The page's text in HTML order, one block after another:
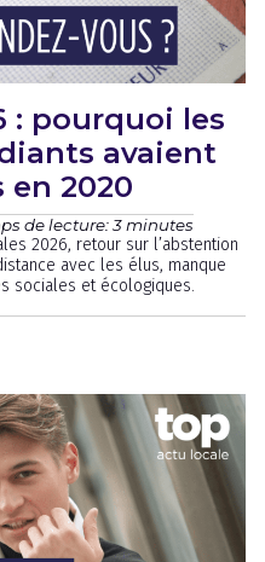
: pourquoi les
avaient
en 2020
de lecture: 3 minutes
2026, retour sur l’abstention
avec les élus, manque
sociales et écologiques.